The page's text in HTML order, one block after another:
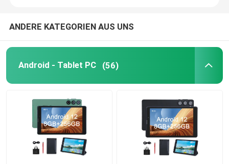
Referenzen
Android - Tablet PC
Tablets mit Touchscreen
Tablette Kidspad
ANDERE KATEGORIEN AUS UNS
Android - Tablet PC (56)